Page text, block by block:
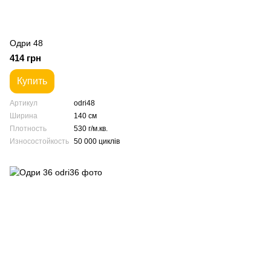
Одри 48
414 грн
Купить
Артикул
odri48
Ширина
140 см
Плотность
530 г/м.кв.
Износостойкость 50 000 циклів